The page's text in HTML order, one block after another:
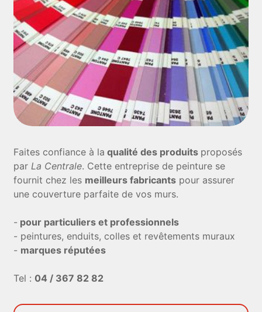
Faites confiance à la qualité des produits proposés
par La Centrale. Cette entreprise de peinture se
fournit chez les meilleurs fabricants pour assurer
une couverture parfaite de vos murs.
- pour particuliers et professionnels
- peintures, enduits, colles et revêtements muraux
- marques réputées
Tel : 04 / 367 82 82